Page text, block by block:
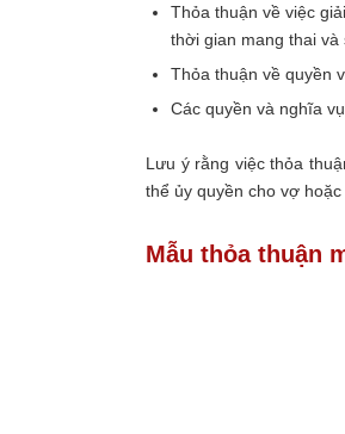
Thỏa thuận về việc
thời gian mang thai và
Thỏa thuận về quyền
Các quyền và nghĩa
Lưu ý rằng việc thỏa
thể ủy quyền cho vợ
Mẫu thỏa thuận